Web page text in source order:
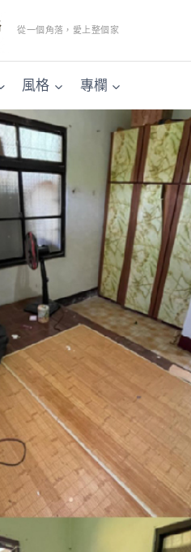
從一個角落，愛上整個家
風格 專欄